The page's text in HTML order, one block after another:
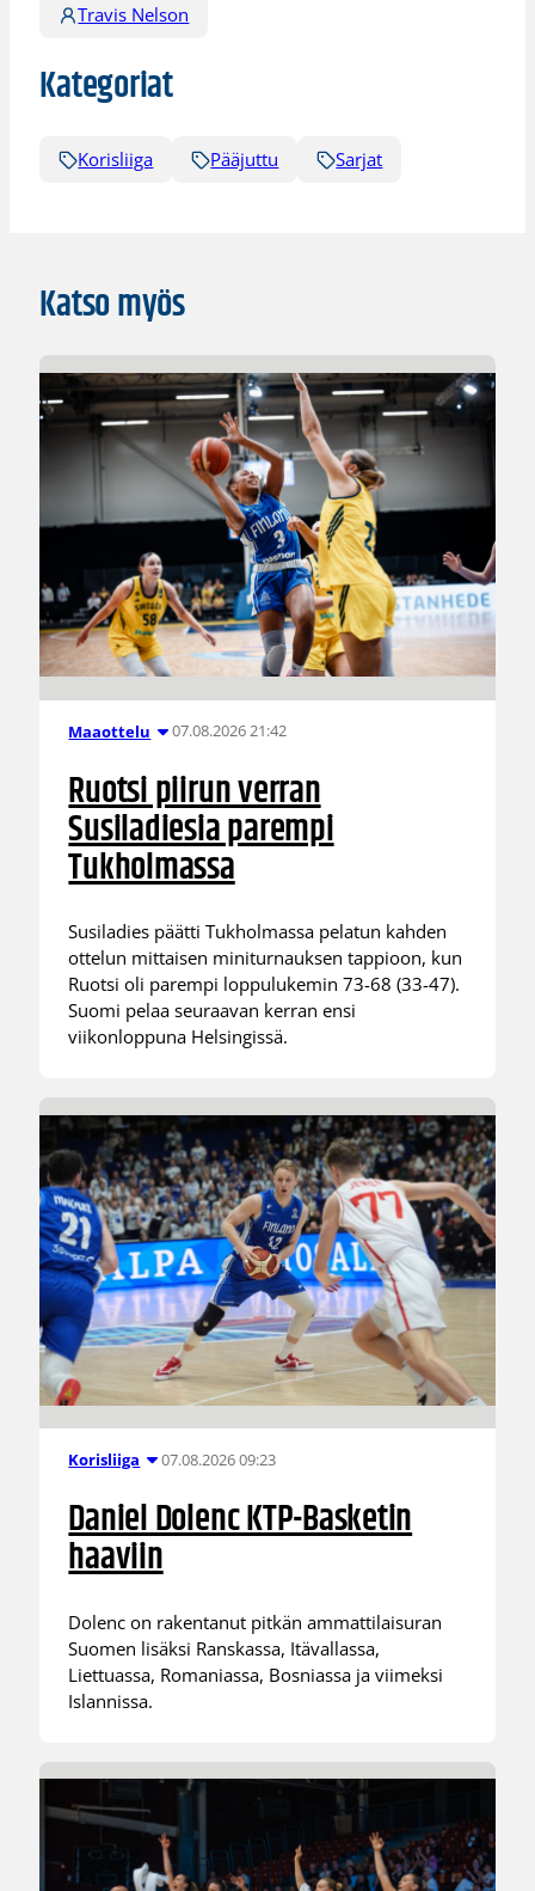
Travis Nelson
Kategoriat
Korisliiga Pääjuttu Sarjat
Katso myös
Maaottelu 07.08.2026 21:42
Ruotsi piirun verran
Susiladiesia parempi
Tukholmassa
Susiladies päätti Tukholmassa pelatun kahden
ottelun mittaisen miniturnauksen tappioon, kun
Ruotsi oli parempi loppulukemin 73-68 (33-47).
Suomi pelaa seuraavan kerran ensi
viikonloppuna Helsingissä.
Korisliiga 07.08.2026 09:23
Daniel Dolenc KTP-Basketin
haaviin
Dolenc on rakentanut pitkän ammattilaisuran
Suomen lisäksi Ranskassa, Itävallassa,
Liettuassa, Romaniassa, Bosniassa ja viimeksi
Islannissa.